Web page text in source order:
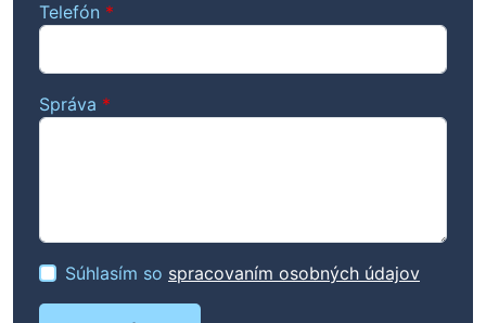
Telefón *
Správa *
Súhlasím so spracovaním osobných údajov